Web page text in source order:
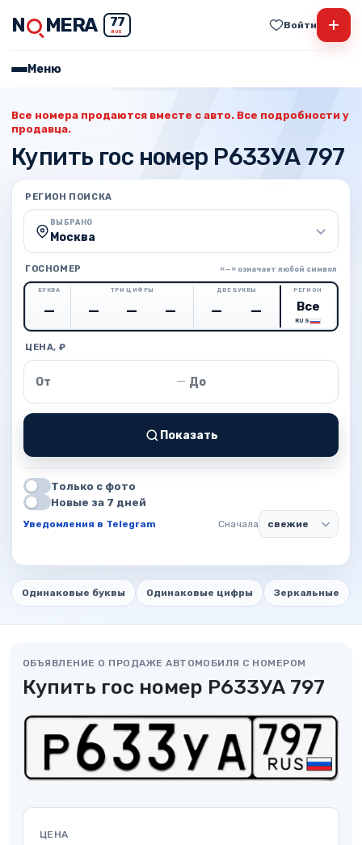
N MERA 77
RUS
Войти +
Меню
Все номера продаются вместе с авто. Все подробности у
продавца.
Купить гос номер Р633УА 797
РЕГИОН ПОИСКА
ВЫБРАНО
Москва
ГОСНОМЕР «—» означает любой символ
БУКВА ТРИ ЦИФРЫ ДВЕ БУКВЫ РЕГИОН
RUS
ЦЕНА, ₽
Цена от — Цена до
Показать
Только с фото
Новые за 7 дней
Уведомления в Telegram Сначала
Одинаковые буквы Одинаковые цифры Зеркальные
ОБЪЯВЛЕНИЕ О ПРОДАЖЕ АВТОМОБИЛЯ С НОМЕРОМ
Купить гос номер Р633УА 797
ЦЕНА